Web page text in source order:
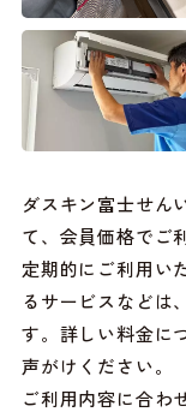
ダスキン富士せん
て、会員価格でご
定期的にご利用い
るサービスなどは
す。詳しい料金に
声がけください。
ご利用内容に合わ